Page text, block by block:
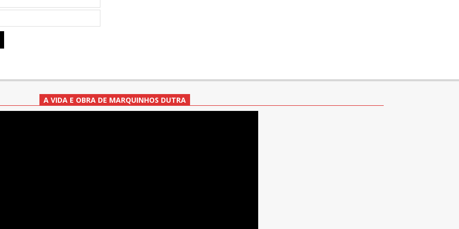
A VIDA E OBRA DE MARQUINHOS DUTRA